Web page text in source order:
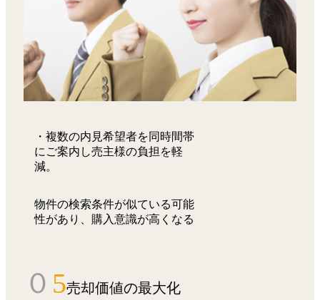
・複数の内見希望者を同時間帯
にご案内し売主様の負担を軽
減。
物件の検索条件が似ている可能
性があり、購入意識が高くなる
０ 5売却価値の最大化